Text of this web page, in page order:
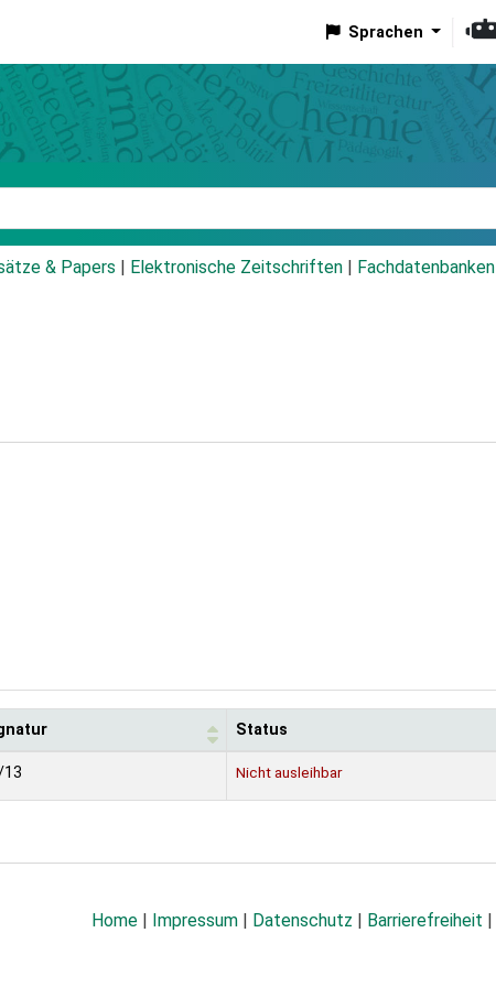
Sprachen
& Papers Elektronische Zeitschriften Fachdatenbanken
Status
13 Nicht ausleihbar
Home Impressum Datenschutz Barrierefreiheit